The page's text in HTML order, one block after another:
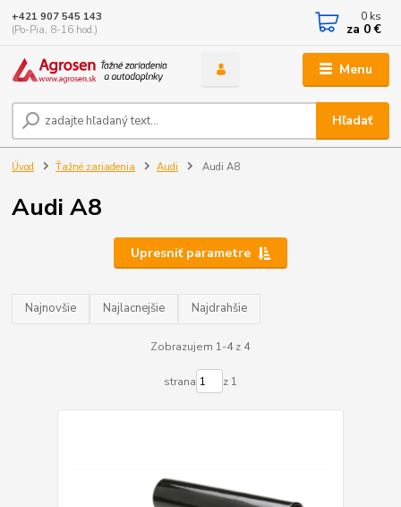
Menu
Hľadať
+421 907 545 143
(Po-Pia, 8-16 hod.)
0 ks
za 0 €
Úvod Ťažné zariadenia Audi Audi A8
Audi A8
Upresniť parametre
Najnovšie Najlacnejšie Najdrahšie
Zobrazujem 1-4 z 4
strana z 1